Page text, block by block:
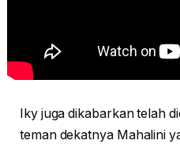
Iky juga dikabarkan telah
teman dekatnya Mahalini